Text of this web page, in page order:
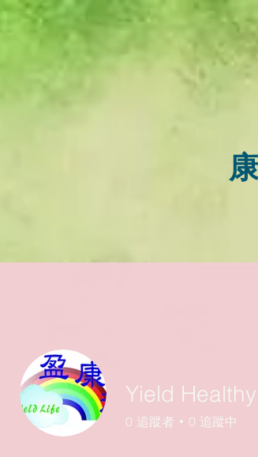
Yield
0 追蹤者 0 追蹤中